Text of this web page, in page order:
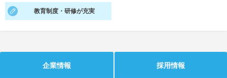
就活支援
あなたに合う仕事を診断！ 動画で対策講座をチェック
教育制度・研修が充実
企業情報 採用情報